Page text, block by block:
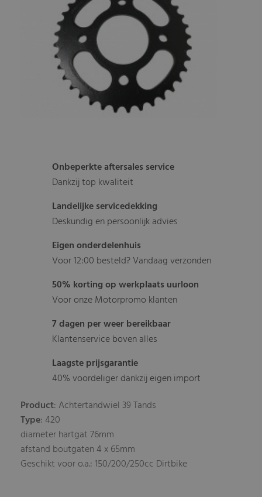
Onbeperkte aftersales service
Dankzij top kwaliteit
Landelijke servicedekking
Deskundig en persoonlijk advies
Eigen onderdelenhuis
Voor 12:00 besteld? Vandaag verzonden
50% korting op werkplaats uurloon
Voor onze Motorpromo klanten
7 dagen per weer bereikbaar
Klantenservice boven alles
Laagste prijsgarantie
40% voordeliger dankzij eigen import
Product: Achtertandwiel 39 Tands
Type: 420
diameter hartgat 76mm
afstand boutgaten 4 x 65mm
Geschikt voor o.a.: 150/200/250cc Dirtbike